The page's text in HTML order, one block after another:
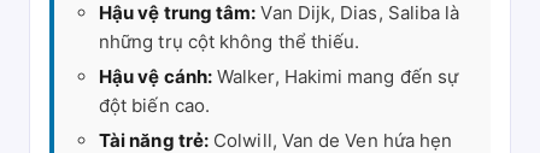
Hậu vệ trung tâm: Van Dijk, Dias, Saliba là
những trụ cột không thể thiếu.
Hậu vệ cánh:Walker, Hakimi mang đến sự
đột biến cao.
Tài năng trẻ: Colwill, Van de Ven hứa hẹn